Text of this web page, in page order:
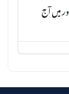
میں آج